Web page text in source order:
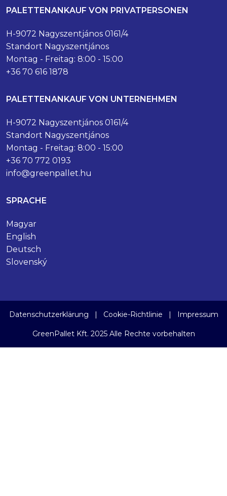
PALETTENANKAUF VON PRIVATPERSONEN
H-9072 Nagyszentjános 0161/4
Standort Nagyszentjános
Montag - Freitag: 8:00 - 15:00
+36 70 616 1878
PALETTENANKAUF VON UNTERNEHMEN
H-9072 Nagyszentjános 0161/4
Standort Nagyszentjános
Montag - Freitag: 8:00 - 15:00
+36 70 772 0193
info@greenpallet.hu
SPRACHE
Magyar
English
Deutsch
Slovenský
GreenPallet Kft. 2025 Alle Rechte vorbehalten
Datenschutzerklärung Cookie-Richtlinie Impressum